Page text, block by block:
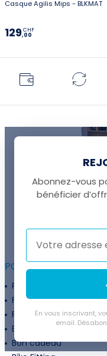
Casque Agilis Mips - BLKMAT
129,00
CHF
+41
POUR ALLER PLUS
Programme fidélité
Financement
Flexibilité de paiement
Extension de garantie
Bon cadeau
Abonnez-vous
bénéficier
En vous inscrivant,
email.